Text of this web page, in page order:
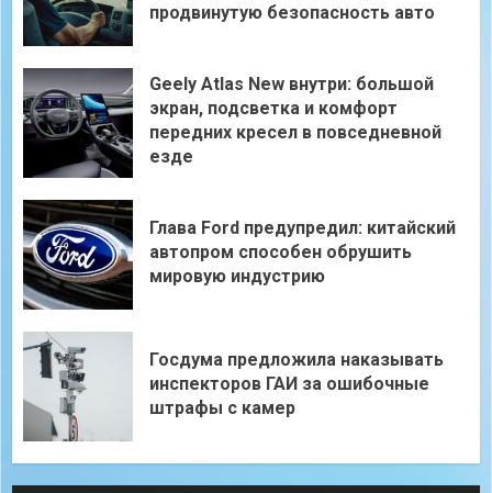
продвинутую безопасность авто
Geely Atlas New внутри: большой
экран, подсветка и комфорт
передних кресел в повседневной
езде
Глава Ford предупредил: китайский
автопром способен обрушить
мировую индустрию
Госдума предложила наказывать
инспекторов ГАИ за ошибочные
штрафы с камер